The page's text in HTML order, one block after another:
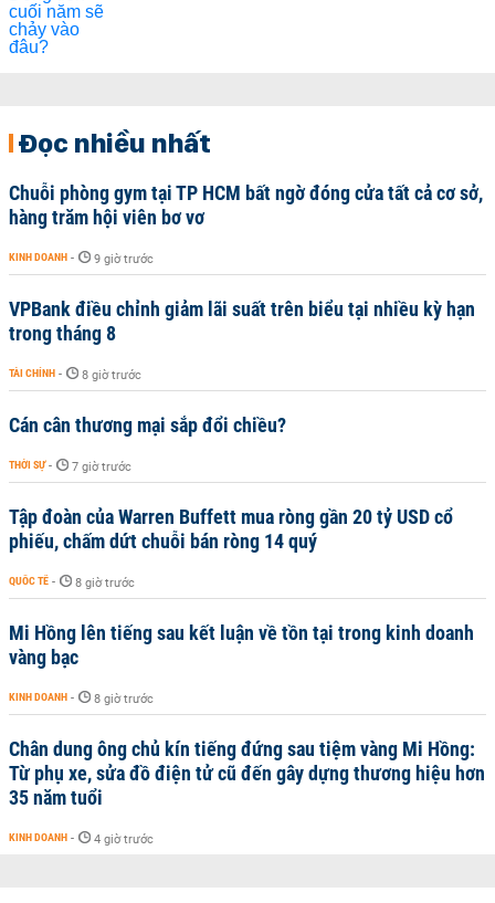
Đọc nhiều nhất
Chuỗi phòng gym tại TP HCM bất ngờ đóng cửa tất cả cơ sở,
hàng trăm hội viên bơ vơ
KINH DOANH - 9 giờ trước
VPBank điều chỉnh giảm lãi suất trên biểu tại nhiều kỳ hạn
trong tháng 8
TÀI CHÍNH - 8 giờ trước
Cán cân thương mại sắp đổi chiều?
THỜI SỰ - 7 giờ trước
Tập đoàn của Warren Buffett mua ròng gần 20 tỷ USD cổ
phiếu, chấm dứt chuỗi bán ròng 14 quý
QUỐC TẾ - 8 giờ trước
Mi Hồng lên tiếng sau kết luận về tồn tại trong kinh doanh
vàng bạc
KINH DOANH - 8 giờ trước
Chân dung ông chủ kín tiếng đứng sau tiệm vàng Mi Hồng:
Từ phụ xe, sửa đồ điện tử cũ đến gây dựng thương hiệu hơn
35 năm tuổi
KINH DOANH - 4 giờ trước